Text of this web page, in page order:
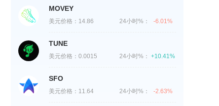
MOVEY
美元价格： 14.86 24小时%： -6.01%
TUNE
美元价格： 0.0015 24小时%： +10.41%
SFO
美元价格： 11.64 24小时%： -2.63%